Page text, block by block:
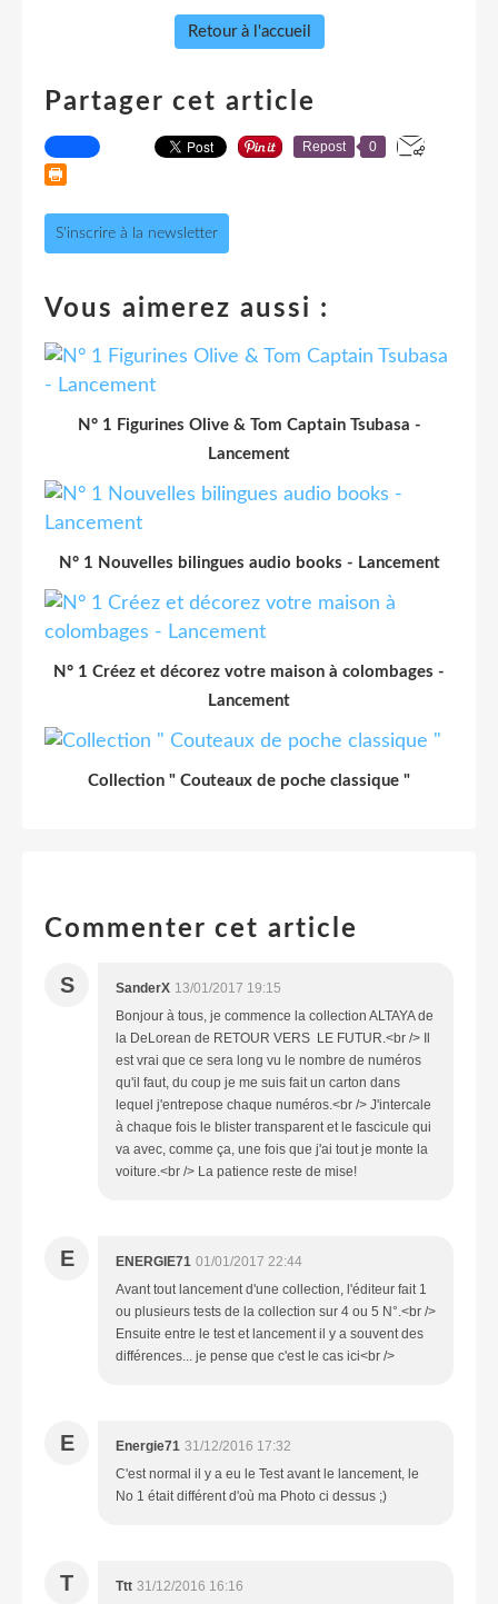
Retour à l'accueil
Partager cet article
Repost 0
S'inscrire à la newsletter
Vous aimerez aussi :
N° 1 Figurines Olive & Tom Captain Tsubasa -
Lancement
N° 1 Nouvelles bilingues audio books - Lancement
N° 1 Créez et décorez votre maison à colombages -
Lancement
Collection " Couteaux de poche classique "
Commenter cet article
S SanderX 13/01/2017 19:15
Bonjour à tous, je commence la collection ALTAYA de
la DeLorean de RETOUR VERS LE FUTUR.<br /> Il
est vrai que ce sera long vu le nombre de numéros
qu'il faut, du coup je me suis fait un carton dans
lequel j'entrepose chaque numéros.<br /> J'intercale
à chaque fois le blister transparent et le fascicule qui
va avec, comme ça, une fois que j'ai tout je monte la
voiture.<br /> La patience reste de mise!
E ENERGIE71 01/01/2017 22:44
Avant tout lancement d'une collection, l'éditeur fait 1
ou plusieurs tests de la collection sur 4 ou 5 N°.<br />
Ensuite entre le test et lancement il y a souvent des
différences... je pense que c'est le cas ici<br />
E Energie71 31/12/2016 17:32
C'est normal il y a eu le Test avant le lancement, le
No 1 était différent d'où ma Photo ci dessus ;)
T Ttt 31/12/2016 16:16